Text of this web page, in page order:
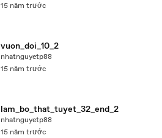
15 năm trước
vuon_doi_10_2
nhatnguyetp88
15 năm trước
lam_bo_that_tuyet_32_end_2
nhatnguyetp88
15 năm trước